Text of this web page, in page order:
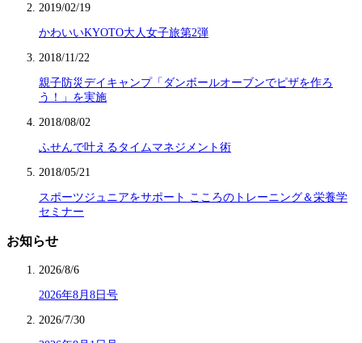
2019/02/19
かわいいKYOTO大人女子旅第2弾
2018/11/22
親子防災デイキャンプ「ダンボールオーブンでピザを作ろ
う！」を実施
2018/08/02
ふせんで叶えるタイムマネジメント術
2018/05/21
スポーツジュニアをサポート こころのトレーニング＆栄養学
セミナー
お知らせ
2026/8/6
2026年8月8日号
2026/7/30